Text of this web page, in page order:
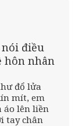
điều
hôn nhân
đổ lửa
mít, em
áo lên liền
tay chân